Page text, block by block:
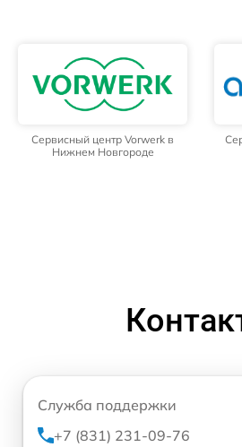
Сервисный центр Vorwerk в
Нижнем Новгороде
Служба поддержки
+7 (831) 231-09-76